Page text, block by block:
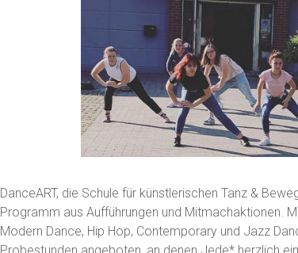
DanceART, die Schule für künstlerischen Tanz &
Programm aus Aufführungen und Mitmachaktionen.
Modern Dance, Hip Hop, Contemporary und Jazz